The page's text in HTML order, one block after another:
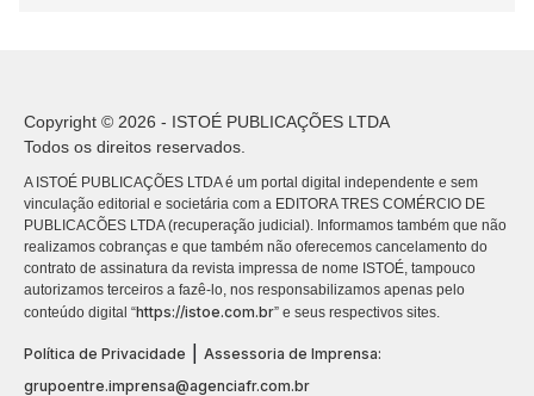
Copyright © 2026 - ISTOÉ PUBLICAÇÕES LTDA
Todos os direitos reservados.
A ISTOÉ PUBLICAÇÕES LTDA é um portal digital independente e sem
vinculação editorial e societária com a EDITORA TRES COMÉRCIO DE
PUBLICACÕES LTDA (recuperação judicial). Informamos também que não
realizamos cobranças e que também não oferecemos cancelamento do
contrato de assinatura da revista impressa de nome ISTOÉ, tampouco
autorizamos terceiros a fazê-lo, nos responsabilizamos apenas pelo
conteúdo digital “https://istoe.com.br” e seus respectivos sites.
Política de Privacidade
Assessoria de Imprensa:
grupoentre.imprensa@agenciafr.com.br